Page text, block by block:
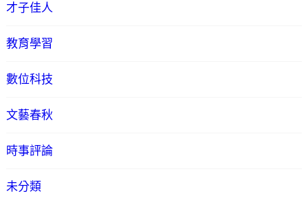
才子佳人
教育學習
數位科技
文藝春秋
時事評論
未分類